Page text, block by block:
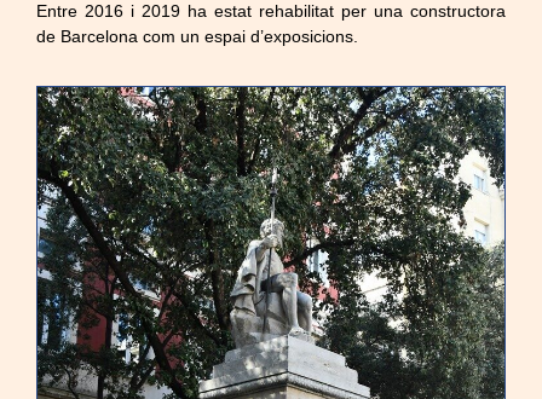
Entre 2016 i 2019 ha estat rehabilitat per una constructora
de Barcelona com un espai d’exposicions.